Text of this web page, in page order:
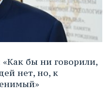
бы ни говорили,
нет, но, к